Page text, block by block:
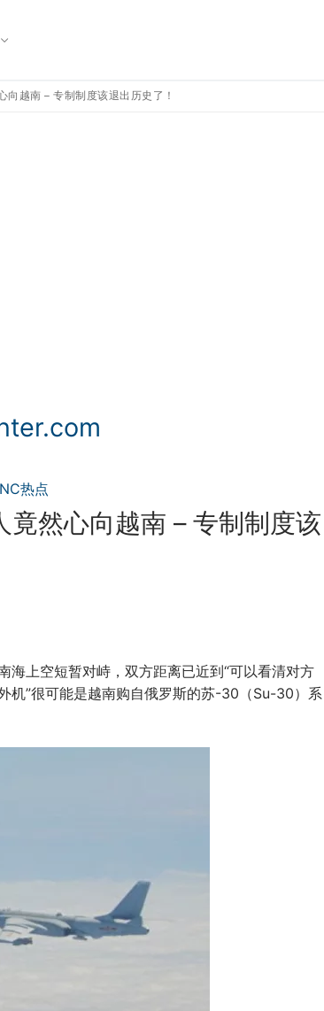
越南 – 专制制度该退出历史了！
热点
然心向越南 – 专制制度该
海上空短暂对峙，双方距离已近到“可以看清对方
机”很可能是越南购自俄罗斯的苏-30（Su-30）系